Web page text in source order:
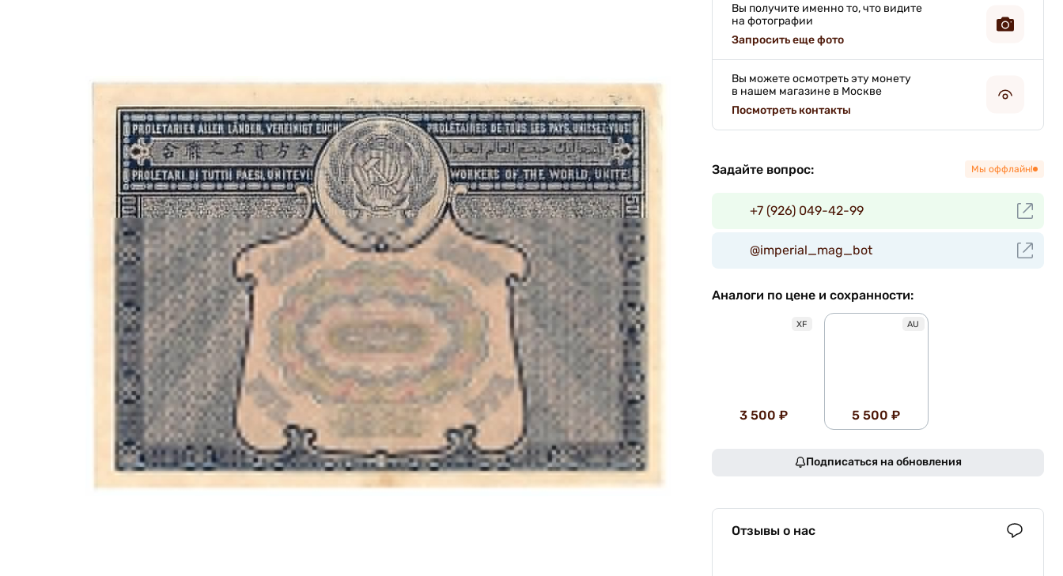
Вы получите именно то, что видите
на фотографии
Запросить еще фото
Вы можете осмотреть эту монету
в нашем магазине в Москве
Посмотреть контакты
Задайте вопрос: Мы оффлайн!
+7 (926) 049-42-99
@imperial_mag_bot
Аналоги по цене и сохранности:
XF
3 500 ₽
AU
5 500 ₽
Подписаться на обновления
Отзывы о нас